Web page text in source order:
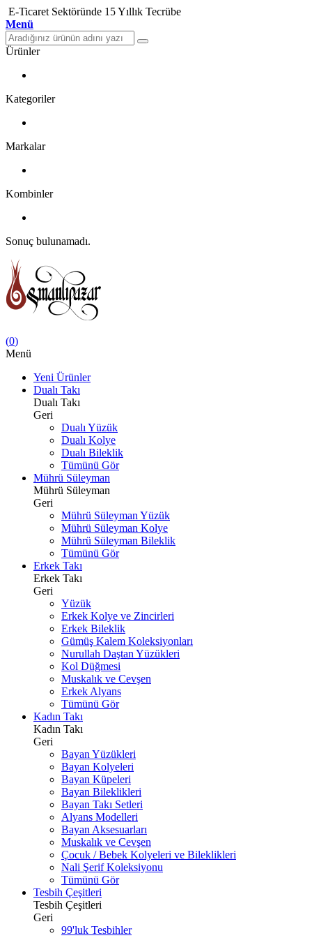
E-Ticaret Sektöründe 15 Yıllık Tecrübe
Menü
Ürünler
Kategoriler
Markalar
Kombinler
Sonuç bulunamadı.
(0)
Menü
Yeni Ürünler
Dualı Takı
Dualı Takı
Geri
Dualı Yüzük
Dualı Kolye
Dualı Bileklik
Tümünü Gör
Mührü Süleyman
Mührü Süleyman
Geri
Mührü Süleyman Yüzük
Mührü Süleyman Kolye
Mührü Süleyman Bileklik
Tümünü Gör
Erkek Takı
Erkek Takı
Geri
Yüzük
Erkek Kolye ve Zincirleri
Erkek Bileklik
Gümüş Kalem Koleksiyonları
Nurullah Daştan Yüzükleri
Kol Düğmesi
Muskalık ve Cevşen
Erkek Alyans
Tümünü Gör
Kadın Takı
Kadın Takı
Geri
Bayan Yüzükleri
Bayan Kolyeleri
Bayan Küpeleri
Bayan Bileklikleri
Bayan Takı Setleri
Alyans Modelleri
Bayan Aksesuarları
Muskalık ve Cevşen
Çocuk / Bebek Kolyeleri ve Bileklikleri
Nali Şerif Koleksiyonu
Tümünü Gör
Tesbih Çeşitleri
Tesbih Çeşitleri
Geri
99'luk Tesbihler